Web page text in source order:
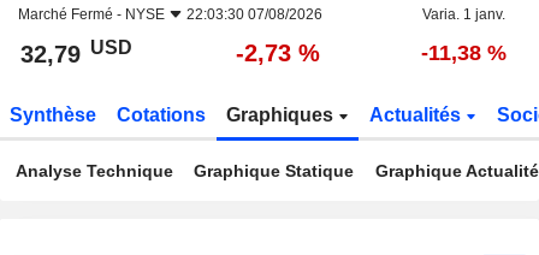
Marché Fermé - NYSE 22:03:30 07/08/2026 Varia. 1 janv.
32,79 USD -2,73 % -11,38 %
Synthèse Cotations Graphiques Actualités
Analyse Technique Graphique Statique Graphique